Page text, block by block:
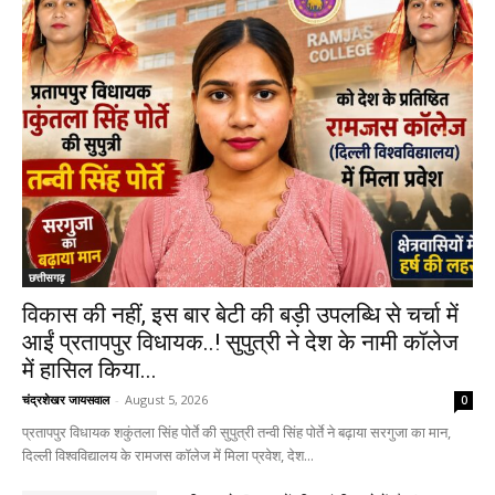
छत्तीसगढ़
विकास की नहीं, इस बार बेटी की बड़ी उपलब्धि से चर्चा में
आईं प्रतापपुर विधायक..! सुपुत्री ने देश के नामी कॉलेज
में हासिल किया...
चंद्रशेखर जायसवाल - August 5, 2026 0
प्रतापपुर विधायक शकुंतला सिंह पोर्ते की सुपुत्री तन्वी सिंह पोर्ते ने बढ़ाया सरगुजा का मान,
दिल्ली विश्वविद्यालय के रामजस कॉलेज में मिला प्रवेश, देश...